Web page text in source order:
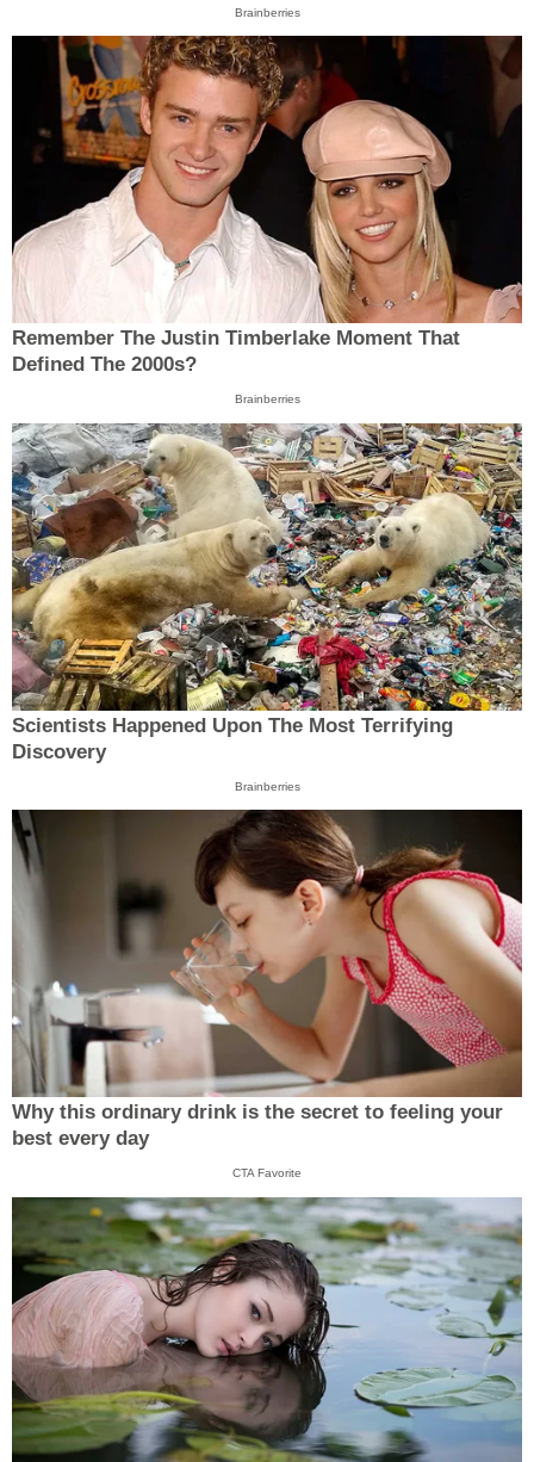
Brainberries
Remember The Justin Timberlake Moment That
Defined The 2000s?
Brainberries
Scientists Happened Upon The Most Terrifying
Discovery
Brainberries
Why this ordinary drink is the secret to feeling your
best every day
CTA Favorite